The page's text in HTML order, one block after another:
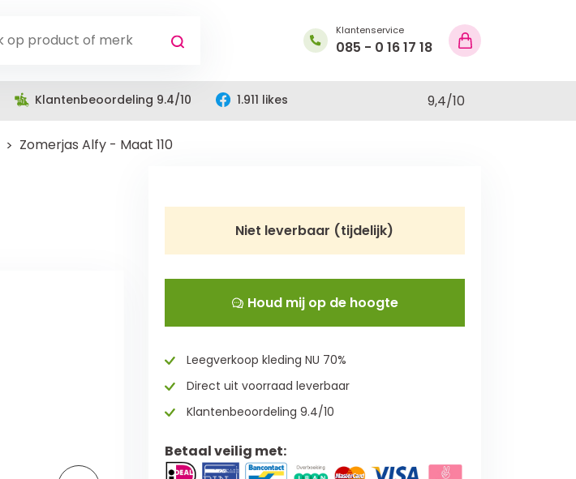
Klantenservice
085 - 0 16 17 18
Klantenbeoordeling 9.4/10 1.911 likes 9,4/10
Zomerjas Alfy - Maat 110
Niet leverbaar (tijdelijk)
Houd mij op de hoogte
Leegverkoop kleding NU 70%
Direct uit voorraad leverbaar
Klantenbeoordeling 9.4/10
Betaal veilig met: